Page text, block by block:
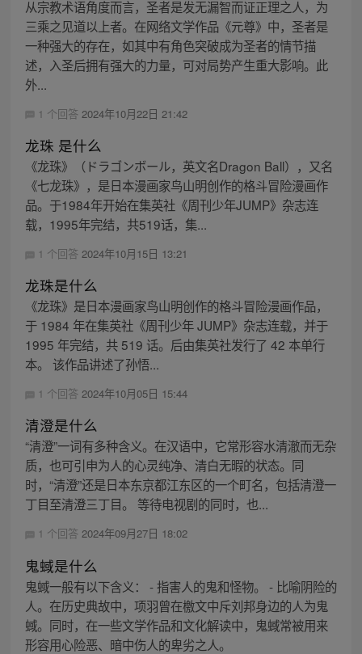
从宗教术语角度而言，圣者是发无漏智而证正理之人，为
三乘之见道以上者。在网络文学作品《元尊》中，圣者是
一种强大的存在，如其中有角色突破成为圣者的情节描
述，入圣后拥有强大的力量，可对局势产生重大影响。此
外...
1 个回答 2024年10月22日 21:42
龙珠 是什么
《龙珠》（ドラゴンボール，英文名Dragon Ball），又名
《七龙珠》，是日本漫画家鸟山明创作的格斗冒险漫画作
品。于1984年开始在集英社《周刊少年JUMP》杂志连
载，1995年完结，共519话，集...
1 个回答 2024年10月15日 13:21
龙珠是什么
《龙珠》是日本漫画家鸟山明创作的格斗冒险漫画作品，
于 1984 年在集英社《周刊少年 JUMP》杂志连载，并于
1995 年完结，共 519 话。后由集英社发行了 42 本单行
本。 该作品讲述了孙悟...
1 个回答 2024年10月05日 15:44
清澄是什么
“清澄”一词有多种含义。在汉语中，它常形容水清澈而无杂
质，也可引申为人的心灵纯净、清白无暇的状态。同
时，“清澄”还是日本东京都江东区的一个町名，包括清澄一
丁目至清澄三丁目。 等待电视剧的同时，也...
1 个回答 2024年09月27日 18:02
鬼蜮是什么
鬼蜮一般有以下含义： - 指害人的鬼和怪物。 - 比喻阴险的
人。在历史典故中，项羽曾在檄文中斥刘邦身边的人为鬼
蜮。同时，在一些文学作品和文化解读中，鬼蜮常被用来
形容用心险恶、暗中伤人的卑劣之人。